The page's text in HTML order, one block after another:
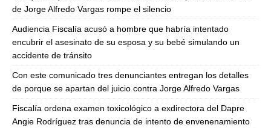
de Jorge Alfredo Vargas rompe el silencio
Audiencia Fiscalía acusó a hombre que habría intentado
encubrir el asesinato de su esposa y su bebé simulando un
accidente de tránsito
Con este comunicado tres denunciantes entregan los detalles
de porque se apartan del juicio contra Jorge Alfredo Vargas
Fiscalía ordena examen toxicológico a exdirectora del Dapre
Angie Rodríguez tras denuncia de intento de envenenamiento